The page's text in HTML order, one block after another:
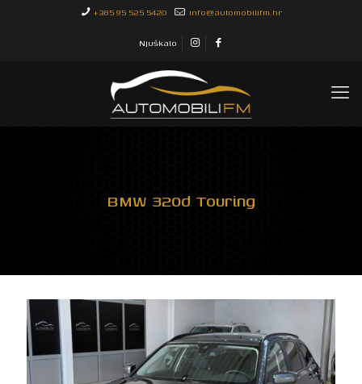
+385 95 525 5420 info@automobilifm.hr
Njuškalo
BMW 320d Touring